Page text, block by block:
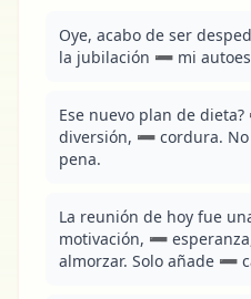
Oye, acabo de ser
la jubilación ➖ mi
Ese nuevo plan de
diversión, ➖ cordura.
pena.
La reunión de hoy fue
motivación, ➖
almorzar. Solo añade ➖